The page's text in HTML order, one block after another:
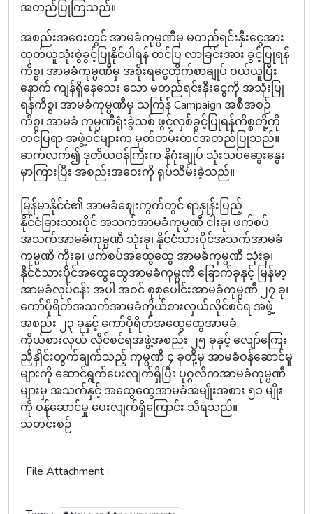
အတည်ပြုကြသည်။
အစည်းအဝေးတွင် အာမခံကုမ္ပဏီမှ မတည်ရင်းနှီးငွေအား
ထုတ်ယူသုံးစွဲခွင့်ပြုနိုင်ပါရန် တင်ပြ လာခြင်းအား ခွင့်ပြုရန်
ကိစ္စ၊ အာမခံကုမ္ပဏီမှ အစိုးရငွေတိုက်စာချုပ် ဝယ်ယူပြီး
နောက် ကျန်ရှိနေသေး သော မတည်ရင်းနှီးငွေကို အသုံးပြု
ရန်ကိစ္စ၊ အာမခံကုမ္ပဏီမှ သင်္ကြန် Campaign အစီအစဉ်
ကိစ္စ၊ အာမခံ ကုမ္ပဏီရုံးခွဲသစ် ဖွင့်လှစ်ခွင့်ပြုရန်ကိစ္စတို့ကို
တင်ပြရာ အဖွဲ့ဝင်များက မှတ်တမ်းတင်အတည်ပြုသည်။
ဆက်လက်၍ ဒုတိယဝန်ကြီးက နိဂုံးချုပ် သုံးသပ်ဆွေးနွေး
မှာကြားပြီး အစည်းအဝေးကို ရုပ်သိမ်းခဲ့သည်။
မြန်မာနိုင်ငံ၏ အာမခံဈေးကွက်တွင် ရာနှုန်းပြည့်
နိုင်ငံခြားသားပိုင် အသက်အာမခံကုမ္ပဏီ ငါးခု၊ ဖက်စပ်
အသက်အာမခံကုမ္ပဏီ သုံးခု၊ နိုင်ငံသားပိုင်အသက်အာမခံ
ကုမ္ပဏီ ကိုးခု၊ ဖက်စပ်အထွေထွေ အာမခံကုမ္ပဏီ သုံးခု၊
နိုင်ငံသားပိုင်အထွေထွေအာမခံကုမ္ပဏီ ခြောက်ခုနှင့် မြန်မာ့
အာမခံလုပ်ငန်း အပါ အဝင် စုစုပေါင်းအာမခံကုမ္ပဏီ ၂၇ ခု၊
ကော်ပိုရိတ်အသက်အာမခံကိုယ်စားလှယ်လိုင်စင်ရ အဖွဲ့
အစည်း ၂၃ ခုနှင့် ကော်ပိုရိတ်အထွေထွေအာမခံ
ကိုယ်စားလှယ် လိုင်စင်ရအဖွဲ့အစည်း ၂၅ ခုနှင့် လျော်ကြေး
ညှိနှိုင်းတွက်ချက်သည့် ကုမ္ပဏီ ၄ ခုတို့မှ အာမခံဝန်ဆောင်မှု
များကို ဆောင်ရွက်ပေးလျက်ရှိပြီး ပုဂ္ဂလိကအာမခံကုမ္ပဏီ
များမှ အသက်နှင့် အထွေထွေအာမခံအမျိုးအစား ၅၁ မျိုး
ကို ဝန်ဆောင်မှု ပေးလျက်ရှိကြောင်း သိရသည်။
သတင်းစဉ်
File Attachment :